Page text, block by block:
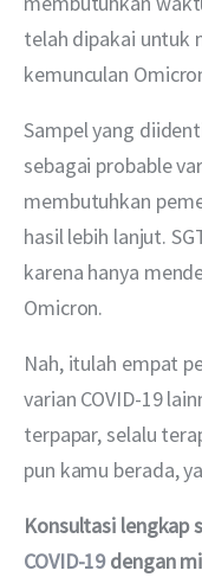
telah dipakai untuk
kemunculan
Sampel yang
sebagai probable
membutuhkan
hasil lebih lanjut.
karena hanya
Omicron.
Nah, itulah empat
varian COVID-19
terpapar, selalu
pun kamu berada,
Konsultasi lengkap
COVID-19 dengan